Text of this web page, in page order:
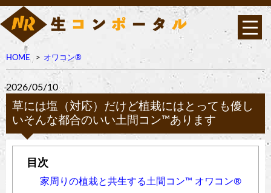
HOME オワコン®︎
2026/05/10
草には塩（対応）だけど植栽にはとっても優し
いそんな都合のいい土間コン™︎あります
家周りの植栽と共生する土間コン™︎ オワコン®︎